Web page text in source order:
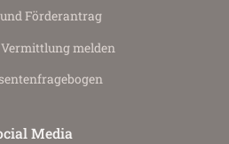
Förderantrag
melden
Media